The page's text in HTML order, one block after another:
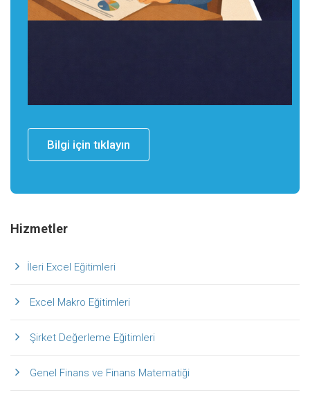
Bilgi için tıklayın
Hizmetler
İleri Excel Eğitimleri
Excel Makro Eğitimleri
Şirket Değerleme Eğitimleri
Genel Finans ve Finans Matematiği